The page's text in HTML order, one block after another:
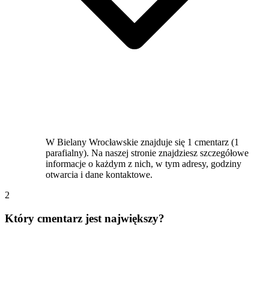
W Bielany Wrocławskie znajduje się 1 cmentarz (1
parafialny). Na naszej stronie znajdziesz szczegółowe
informacje o każdym z nich, w tym adresy, godziny
otwarcia i dane kontaktowe.
2
Który cmentarz jest największy?